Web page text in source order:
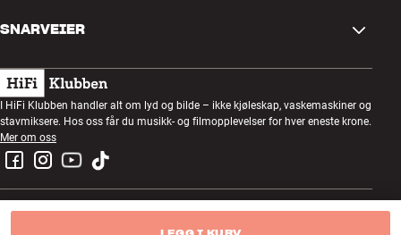
Angre på bestilling
Handelsbetingelser
Personvernpolicy
Om oss
Kundeklubb
Lyttekveld
Konkurranser
Jobb i HiFi Klubben
SNARVEIER
Gavekort
Bygg med lyd
Montering og installasjon
Retur av el-avfall
I HiFi Klubben handler alt om lyd og bilde – ikke kjøleskap, vaskemaskiner og
stavmiksere. Hos oss får du musikk- og filmopplevelser for hver eneste krone.
Mer om oss